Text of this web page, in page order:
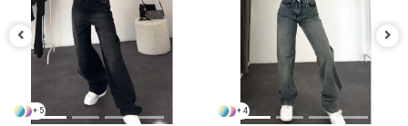
+ 5 + 4